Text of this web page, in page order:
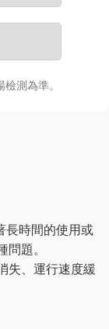
測為準。
長時間的使用或
題。
失、運行速度緩